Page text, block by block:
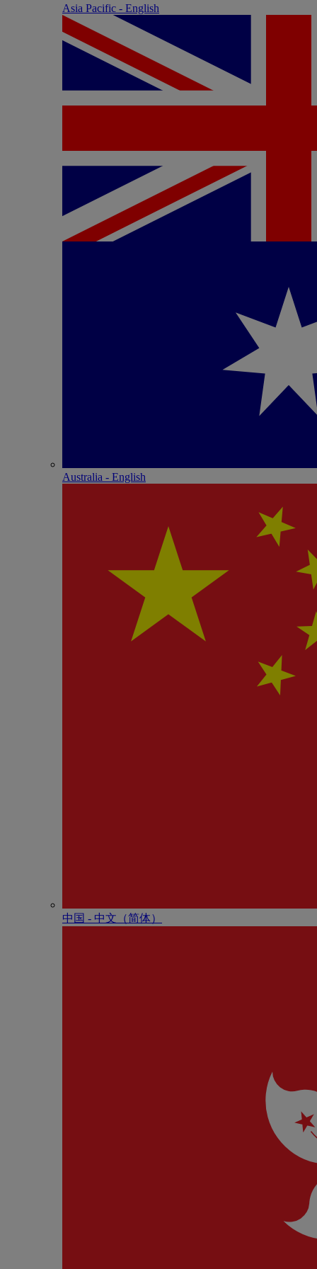
Asia Pacific - English
Australia - English
中国 - 中⽂（简体）